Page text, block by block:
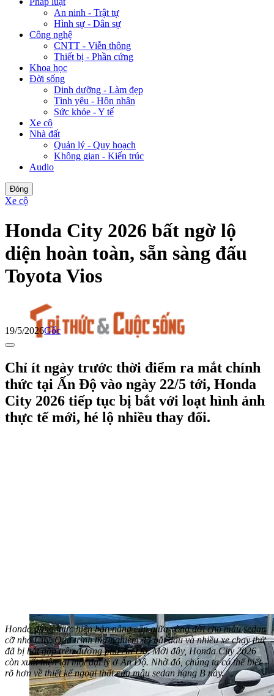
An ninh - Trật tự
Hình sự - Dân sự
Công nghệ
CNTT - Viễn thông
Thiết bị - Phần cứng
Khoa học
Đời sống
Dinh dưỡng - Làm đẹp
Tình yêu - Hôn nhân
Sức khỏe - Y tế
Xe cộ
Nhà đất
Quản lý - Quy hoạch
Không gian - Kiến trúc
Audio
Đóng
Xe cộ
Honda City 2026 bất ngờ lộ
diện hoàn toàn, sẵn sàng đấu
Toyota Vios
19/5/2026Gốc
Chỉ ít ngày trước thời điểm ra mắt chính
thức tại Ấn Độ vào ngày 22/5 tới, Honda
City 2026 tiếp tục bị bắt với loạt hình ảnh
thực tế mới, hé lộ nhiều thay đổi.
Honda đang thực hiện bản nâng cấp giữa vòng đời cho mẫu sedan
cỡ nhỏ City. Quá trình thử nghiệm đã bắt đầu và nhiều xe chạy thử
đã bị bắt gặp trên đường phố Ấn Độ. Mới đây, Honda City 2026
còn xuất hiện tại một đại lý ở Ấn Độ. Nhờ đó, chúng ta có thể biết
rõ hơn về thiết kế ngoại thất của mẫu sedan hạng B này.